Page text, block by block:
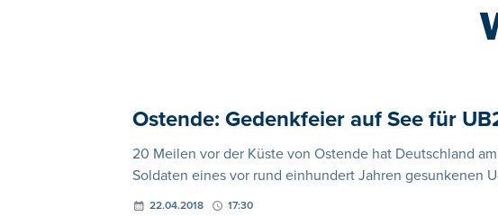
Ostende: Gedenkfeier auf See für
20 Meilen vor der Küste von Ostende hat Deutschland
Soldaten eines vor rund einhundert Jahren gesunkenen
22.04.2018 17:30